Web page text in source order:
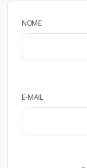
NOME
E-MAIL